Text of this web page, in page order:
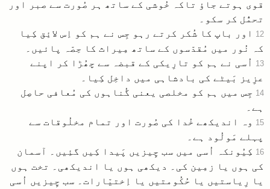
قوی ہوتے جاؤ تاکہ خُوشی کے ساتھ ہر صُورت سے صبر اور
تحمُّل کر سکو۔
12 اور باپ کا شُکر کرتے رہو جِس نے ہم کو اِس لائِق کِیا
کہ نُور میں مُقدّسوں کے ساتھ مِیراث کا حِصّہ پائیں۔
13 اُسی نے ہم کو تارِیکی کے قبضہ سے چھُڑا کر اپنے
عزِیز بَیٹے کی بادشاہی میں داخِل کِیا۔
14 جِس میں ہم کو مخلصی یعنی گُناہوں کی مُعافی حاصِل
ہے۔
15 وہ اندیکھے خُدا کی صُورت اور تمام مخلُوقات سے
پہلے مَولُود ہے۔
16 کِیُونکہ اُسی میں سب چِیزیں پَیدا کِیں گئِیں۔ آسمان
کی ہوں یا زمِین کی۔ دیکھی ہوں یا اندیکھی۔ تخت ہوں
یا رِیاستیں یا حُکُومتیں یا اِختیّارات۔ سب چِیزیں اُسی